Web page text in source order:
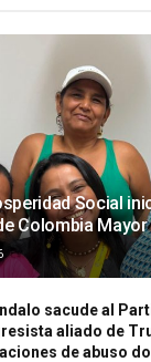
Social
Colombia Mayor
sacude al
aliado de
de abuso